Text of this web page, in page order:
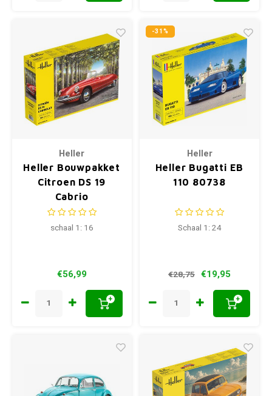
Heller
Heller Bouwpakket
Citroen DS 19
Cabrio
schaal 1: 16
€56,99
+
-31%
Heller
Heller Bugatti EB
110 80738
Schaal 1: 24
€28,75 €19,95
+